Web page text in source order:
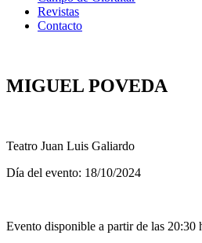
Revistas
Contacto
MIGUEL POVEDA
Teatro Juan Luis Galiardo
Día del evento: 18/10/2024
Evento disponible a partir de las 20:30